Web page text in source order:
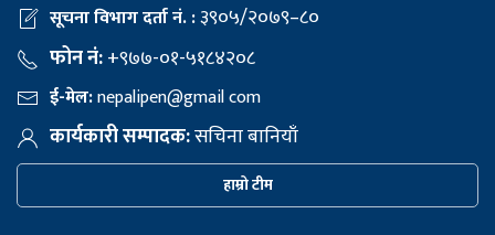
सूचना विभाग दर्ता नं. :३९०५/२०७९–८०
फोन नं:+९७७-०१-५१८४२०८
ई-मेल:nepalipen@gmail com
कार्यकारी सम्पादक:सचिना बानियाँ
हाम्रो टीम